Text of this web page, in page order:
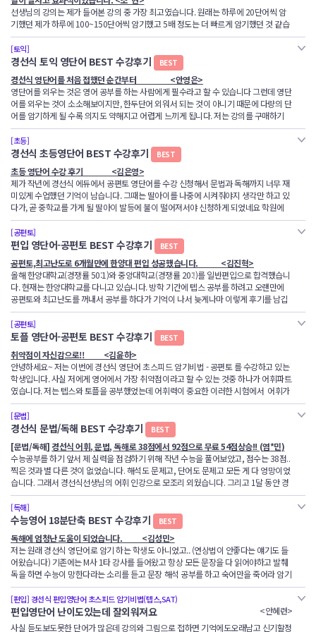
영어에 대한 자신감이 생기는것 같아요! <오진우>
제가 항상 단어를 외워도 외워도 까먹어서 곤란해해서 어떻게 해야할지 고민하다가 친
구가 경선식영단어를 추천했습니다
그래서 혹시나하고 서점에 책이 있는지 찾아봤는데 있길래 바로구입을 했습니다. 처음
에 이책을 읽을 때에는 'ㅋㅋ 이게 뭐야~'
이러면서 혼자 히죽이며 보기도 하고 효과가 있나? 싶기도 했습니다 그런데 신기하게도
계속 머리속에 남아있길래 '이거다!'하고 하루에 1~2강정도씩 보면서 외웠는데 시간이
갈수록 앞부분을 까먹고 외우기 귀찮아 지더군요 ㅠㅠ 그래서 이래서는 안되겠다 싶어
마음 단단히 먹고 강의로 들어보자! 하면서 들어봤는데 왜 이제서야 강의를 들었을까 싶
더군요 책만 보는것도 좋지만 언제마다 복습해야되는지,그리고 혼자 공부할때보다도
직접 들으며 공부하니 머리에 더 잘들어오고 외워지는 속도도 빠르더군요 당연히 영어
점수또한 처음에 모의고사 50점에서 현재는 안정적으로 2등급은 확보하고 있습니다 단
어가 가장 중요하더군요 ㅎㅎ 경선식 언제나 파이팅이고 제 후배들에게도 추천하고 있
습니다. 앞으로도 화이팅!
경선식 수능영단어 이런게 바로 기적일까요? <신해원>
저는 이번에 중학교2학년이 되는 학생입니다. 1학년 2학기때 처음으로 제대로된 영어
학원을 다니면서 경선식 중등 영단어를 하게 되었는데 연상법이라서 기존영단어책과는
다르게 아무래도 재미있고 효율적으로 공부를 하게 되었습니다. 빨리빨리 진도를 나가
다 보니, 저는 이번 겨울방학때 중학을 끝내고 경선식 수능을 사게되었어요! 수능책 뒷
쪽 후기를 보게 되었는데 학생들이 전부 경선식 영단어에 대한 호평을 적어놨고, 대부분
강의를 듣고 효과를 제대로 본 학생들이었습니다. 그래서 어머니께 부탁하여 경선식 수
능 영단어 강의를 사게 되었습니다. 떨리는 마음으로 첫강을 듣게 되 었더니, 혼자서 쓰
며 경선식 영단어를 외울때와는 다르게, 경선식 선생님께서 그 표정,몸짓,말투를 느끼면
서,또 그행동들을 따라하면서 하였더니 거의 70배?는 잘 외워지는 느낌이더라고요!술
술 외워지니깐 저도 기분도 좋고 계속하고 싶은 마음이 들었어요. 기타로 파생어도 어떻
게 변하는지, 유의해야하는 것은 무엇인지도 친절하게 하나하나 짚어주시고, 동사형, 형
용사형 짚어주셔서 좋았어요. 예문도 봐주시고요. 심지어 이런 파생어와 숙어들까지 연
상법으로도 강의에서 설명해주시는 경선식 선생님 리스펙트 합니다!! 사실 얼마전 유튜
요. 저도 원래 이 경선식을 처음 사용할 당시에는 이게 정말 잘외워 질까? 라는 생각이
들었어요. 뭐, 개인마다 효과는 다르겠지만 저는 이렇게 말하고 싶어요. 이 강의는 장난
도 개그도아닌 진짜 영어공부를 절실하게 잘하고 싶은 학생들의 강의인데... 경선식 선
생님 말대로, 복습을 꾸준히 한다면 잊어버릴일도, 또는 연상법만 기억날 일도 없고 바
로바로 영단어가 튀어나와 완전한 내것이 될 수 있어요. 기타로 선생임께서 5강, 10강마
다 누적 복습을 하라고 하셔서 까먹지 않고 복습을 바로바로 할 수 있는점과, 파생어나
예문도 어떻게 공부해야하는지도 설명해 주시는점에서는 굉장히 좋은것 같습니다. 일
단, 이 경선식 영단어를 믿지못하겠다는학생들은 망설이지말고 경선식 영단어를 사시
는것을 강추하며, 훨씬 절실하고 잘외우고 싶은 학생이 있다면, 강의까지 사서 들으시면
좋을것 같아요! 저는 개인적으로.... 강의 없이는 완벽한 효과를 보기힘들것 같다는 생각
이 드네요. 저처럼 영어단어를 확실하게 배우고 싶으신 분들이 있다면 경선식영단어를
이 기억은 절대 잊을수 없는 경험이 될것입니다.
경선식에듀는 단어를 가지고 노는 아주 독륵하고 신비한 영단어 공부 홈페이지이다.
<하서희>
안녕하세요!저는부산에 사는 중2 학생입니다!
전 중1때부터 짐로가 거의 결정된다는 말을 무시하고 중간고사 시함대비도 전혀 하지도
않은체 시험을보다가완전 망쳐버렸습나다...ㅠㅠ 그후로 전 다른 영어강의를 듣고,개인
과외도 하고 온갇 노력을 다 해봤지만 전보다 나아진점이 전혀 없었습니다.
전 지푸라기라도 잡고싶은 심정으로 인터넷강의를 찾다가 경선식 에듀라는 강의를 보
고 신청을 했습니다.
경선식에듀의 체험판을 보자마자 전 지푸라기가 아니라 아주 단단한 쇠사슬을잡았다고
생각을 했습니다.
그래서 전 바로 책과 강의를 구매하고 매일매일 5강씩 듣고 복습을 했습니다.전 이렇게
재미있고 지루하지않은 강의는 살아생전 처음봅니다...강의를 1번만 들어도 70%정도
기억나니 정말 효과적인겄같습니다.심지어 장학금과 이런 재미난 이벤트까지 동시에
하니
안좋을 수가 없겠죠.ㅎㅎ
또 배속을 해서 들어도 좋다는말을 듣고 배속으로 하니 제법 욕심이 나더군요.승부욕(?)
까지 강화를 해줍니다.
앞으로도 계속 이런 방식으로 해간다면 영어 100점도 충분히 가능할겄같습니다!
고맙고 감사합니다!경선식 영단어 선생님...!!!
중등 수강후기 작성 <백윤정>
올해 고등학교 2학년인 남학생입니다. 고등학교 2학년이 중등 영단어를 듣고 수강후기
를 올린다는 점이 참 부끄럽지만 그래도 정말 인상깊었기에 이렇게 글을 쓰게 되었습니
다. 고1 영어시험 단어 하나도 모르고 백지인 상태로 시험을 늘 쳐왔고 단어 없이 친 시
험이기에 항상 본문만 외우고 아는 범주 내에서 대충 시험을 쳤기에 항상 성적은 중위
권, 그 이상을 벗어나지 못했습니다. 다른 사이트에서 단어시험을 치면 영단어 수준은
중학교 1~2학년을 벗어나지도 못하였습니다. 이번 중학 영단어를 들으면서 그 수많은
단어 중에서 배경 단어의 양은 절반 정도 밖에 되지 않았습니다. 하지만 이번 중학 영단
어를 듣고 난 뒤에 머리 속에 남은 영단어를 사용하여 경선식에듀의 단어시험을 쳐본 결
과 한 과에 1~2개 이상 틀린 적이 없습니다. 이제 수능 영단어를 듣기 시작하여 많이 늦
은 감이 있지만 늦게나마 경선식 영단어를 알게 되고 단어 공부를 하게 되어 정말 다행
이라고 생각합니다. 앞으로도 경선식 에듀와 해마 학습법으로 열심히 영단어 공부를 하
여 영어 성적 상승을 노력하겠습니다.
경선식 에듀 화이팅!!!
영어공부에 손 놓은지 오래지만 경선식 영단어로 다시 시작해보려구요~^^ <양정
처음 샘강의를 접한건13년 전이었어요 편입을 준비하고 합격을 했고 다시 이제 애기
엄마가 되어서 공무원에 도전하는데.. 13년전 배웠던 단어가 생각나는거예요~새니터
리(위생의) ,하애진(위생),난쉴란다,난풀었는데..ㅋㅋ 등등
과연 제가 다른 시중에 암기하는 비법등등 으로 공무를 했었다면 지금까지 생각이 날
까?라는 의심 그리고...확신!
저희같은 주부는 시간과의 싸움입니다.아기가 자는시간 ,어린이집가는시간,새벽시간
등 자투리시간을 이용해야만 하므로 다른 고시생에 비해 불리한데 공부를 하겠단 맘을
먹고는 그냥 확 ~~다 강의 듣기로 하고 질렀습니다 . 왜?믿으니까요.. 효과를아니까요
돈이 아깝지 않기 때문이고,시간을 허비하지 않기위해서죠
된 강의를 보니 한층더 알차고 재미있었어요!단어가 재밌다
재미있어요!지루하지않고 암기되는걸 바로체크할수있어서
그래서 이제 고딩(영어를 힘들어하는)올라가는 조카보고도 추천했어요
역시 얘기 하면서"쉿!이강의는 너혼자만 알고 공부해~절대 친구에게 가르쳐주지마!"
그랬어요 ㅋㅋ 저는 샘수업을 듣고 효과를 본 산 증인으로써
같아서 결과로 말해줍니다...믿고 하라는 데로만 하시면 만점일겁니다
두서없는글 끝까지읽어주셔서 감사합니다.꾸벅!
선생님 퐈이링!저의 두번째도전을 격려해주세요!! 1년3개월뒤 합격수기 올리겠습니다
히힛!
수강 후기
#경선식 선생님 감사합니다!
이때까지 경험해 보지 못 한 방법으로 외우는 게 중요한게
아니라
발음 까지 같이 얻을 수 있었다라는게 너무 감사했습니다.
#뭔가 시키면 집착하는 스타일이라...이번에 시험 보러 가서.. Pugnacious...한 개 틀
렸네요
제 기준은 토익은 점으로 나오는 것 같습니다
잠은 2~3일 합해서4,5시간 잤네요 .가끔은 괴물처럼 공부하는 거 좋아해서 밥은 딱 두
끼 먹고 공부했네요.
혹시나 바쁜 일이 있는게 아니라면 정말2,3일동안 죽었다고 생각하고 강의를 들으시길
바랍니다.
하루가 지나도 까먹는 게 단어입니다.전체를 한 꺼번에 아우르고 봐야 감이 잡힙니다.
선생님의 강의는 제가 들어본 강의 중 가장 최고였습니다. 원래는 하루에 20단어씩 암
기했던 제가 하루에 100~150단어씩 암기했고 5배 정도는 더 빠르게 암기했던 것 같습
니다. 일주일이면 사라지던 단어가 1달~2달이 지나도 계속 기억이 났습니다. 그리고 저
는 분사구문, 관계대명사 부분이 어려웠었는데 초등학생도 이해할 수 있을 정도로 완벽
하게 가르쳐 주시더라고요. 다른 학원에서는 기초문법부터 다루는 웜업 강의를 건너뛰
고 넘어가지만 경선식에듀에서는 완벽하게 할 수 있어서 좋았습니다. 그리고 문법을 독
해에서 적용하는 방법까지 가르쳐주셔서 독해 기초 시력까지 향상되는 것을 느낄 수가
있었습니다.그리고 시험시간이 턱 없이 부족했었는데 유형별 풀이비법으로 15분이나
줄여주어 실전에서 진짜 점수를 대폭 향상시킬 수 있었다고 생각합니다.
입반고사로 고등학교 2학년 모의고사를 봤고요, 58점이 나왔었는데 3달을 공부하고 나
니깐 98점까지 올랐더라고요.
강의를 시청하기 전에는 감으로 대충대충하는 독해를 했었는데 경선식영문법과 독해를
듣고 나니깐 완벽하게 독해를 할 수 있게 되었습니다. 어떤 문제집이든 어떤 모의고사의
문제든 보고나면 한 번에 독해할 수 있을 정도의 수준이 되었습니다. 단기간에 이런 독
해 능력을 가지게 된 것이 굉장히 놀랍습니다.
지금껏 몇 년동안 했던 영어공부보다 경선식에듀 online-care에서의 3달이 더 알차고
효과적이었습니다.
[28점 향상] 2개월만에 성적상승! 들어본 강의들 중에 경선식 강의 모두가 정말 최고였
습니다. (김*환)
경선식에듀 온라인케어 시작 전 2학년 모의고사에서 62점을 받았었는데 약 2달 만에
90점을 받았습니다. 혼자서 공부했다면 꿈도 꾸지 못할 단기간 성적 향상이었습니다.
지금껏 몇 년 동안 공부했던 영어공부보다 경선식에듀 학원에서의 2달간의 공부가 비교
되지 않을 정도로 알차고 효과적이었습니다. 2달 만에 28점을 올릴 수 있었던 이유는 최
고로 효율적인 커리큘럼과 경선식 online care에서 철저하게 관리해주셨기 때문이었습
니다. 경선식 영단어, 영문법, 독해, 유형별풀이비법 어느 하나 알차지 않은 강의가 없었
고 들어본 강의들 중에 모두가 정말 최고였습니다.
특히 어휘와 유형별풀이비법 강의는 정말 친구들에게 알리지 않고 저만 알고 싶은 강의
였습니다.
경선식영단어는 빠르게 암기되는 것도 사실이지만 그보다 더 놀라운 것은 정말 오래 기
억된다는 것이었습니다. 암기 속도와 오래 기억되는 효과로 보면 다른 암기법보다 10배
는 더 효과적이었습니다. 1시간에 거의 110개의 단어를 외웠고 암기한 후 거의 다 맞았
습니다. 모의고사 독해에서도 바로바로 생각나서 독해가 쉽게 되었습니다.
경선식영문법은 다른 학원에서는 느껴보지 못한 전율을 느낄 정도로 쉽고 완벽하게 이
해할 수 있도록 가르쳐주셨습니다. 이제껏 들었던 문법 강의들과는 비교도 할 수 없을
정도로 최고라고 생각합니다. 암기해야하는 것과 이해해야하는 것을 정확히 구분해 주
셔서 공부하기 수월했고 영어문법을 한글의 사용과 비교해 주셔서 귀에 쏙쏙 들어왔습
니다.
예전에는 대충 감으로 독해를 했었는데 경선식영문법과 독해를 배우고 나서는 예전에
엄두도 못냈던 문장을 정확하게 문장구조를 이해하면서 독해를 하고 있는 제 자신이 놀
라울 뿐입니다.
[토익]
경선식 토익 영단어 BEST 수강후기 BEST
경선식 영단어를 처음 접했던 순간부터 <안영은>
영단어를 외우는 것은 영어 공부를 하는 사람에게 필수라고 할 수 있습니다 그런데 영단
어를 외우는 것이 소소해보이지만, 한두단어 외워서 되는 것이 아니기 때문에 다량의 단
어를 암기하게 될 수록 의지도 약해지고 어렵게 느끼게 됩니다. 저는 강의를 구매하기
전, 수강후기를 꼼꼼히 보는 편이라서 저같은 예비 수강생분들을 위해 늘 솔직하게 수강
후기를 작성해왔습니다. 처음 서점에서 단어공부를 해보려고 책을 고르던 중에 우연히
경선식 영단어 책을 보게 되었고, 강의까지 듣게 되었습니다 그리고 늘 많이 넘어가야
단원 7개째에 머물던 페이지수는 경선식 영단어를 통해 현재 10강의를 넘기고 있습니
다 무엇보다 단어를 한번 보고 까먹는 수준으로 외우는 것이 아니라 장기기억으로 외울
수있는 수준까지 늘고 있습니다.
단어를 외워도 외우는 것이 아니고 늘 하기 싫어서 의무감에 책을 펼까말까를 고민하던
세월을 생각하면
이건 매우 큰 발전입니다. 앞으로도 많은 챕터가 남아있지만 완강할 자신도 있고 아는
단어수가 점점
많아지는 저를 발결하면서 너무 뿌듯하고 행복합니다.
고삼때 들었었고, 취업하려고 다시 경선식을 찾았습니다 <이양희>
-경선식이란? 든든한 등대
-경선식 토익을 찾은 이유
고삼때 고등학교 123단어로 처음 들었었고 4년이지난 지금, 졸업하고 취업을 하기위해
토익때문에 경선식을 다시 찾았습니다
영어 단어 외우는걸 너무 힘들어 했고 포기해야하나 싶었을때 그때 엄마가 경선식한번
들어보라고 해서 맛보기 강의듣고 첫눈에 반해 바로 결제했었습니다. 덕분에 단어만 했
는데도 엄청 높은점수는 아니였지만 2등급정도올랐던거 같습니다
대학 입학 후 4년동안 영어를 피해다니다가 이번에 졸업했는데(전공이 미술이라 졸업
하기위한 토익자격증 대신 영어교양으로 대체하는식으로 계속 피했었습니다) 제가 원
하는 곳으로 취업을 하기위해서는 또다시 토익이라는 영어가 필요하네요ㅜ
더이상 피할수만은 없네요 다시 경선식토익으로 돌아왔습니다!
정말 경선식 없었으면 단어 이만큼도 못외웠을 거에요ㅜ 학원에 다녀도 아무리 외워도
계~~~속 미친듯이 까먹는 저에게
이 강의 듣고 단어가 눈에 보이기 시작합니다ㅜ
열심히 하고 토익후기 결과로 또 가지고 오겠습니다 ㅎㅎ
[초등]
경선식 초등영단어 BEST 수강후기 BEST
초등 영단어 수강 후기 <김은영>
제가 작년에 경선식 에듀에서 공편토 영단어를 수강 신청해서 문법과 독해까지 너무 재
미있게 수업했던 기억이 남습니다. 그때는 딸아이를 나중에 시켜줘야지 생각만 하고 있
다가, 곧 중학교를 가게 될 딸아이 발등에 불이 떨어져서야 신청하게 되었네요 학원에
가면 항상 상담 때 듣는 말이 어휘가 부족하다, 어휘가 발목을 잡는다고 하더군요 속은
속대로 상하고, 이걸 어떻게 잡아줄까 생각하다, 경성식이 결국 해답이라고 생각했어요
아이들이 어려서 단순 암기는 잘 하지만 시간이 지나면 정말 백지상태가 되더라고요, 그
래서 해마 학습법으로 공부를 하면 기억에 오래 남을 거라 생각하고 여름방학을 맞아 신
청을 하게 되었어요
사실 교재도 주면서 강의를 6개월간 수강하니 그냥 부담이 없더라고요, 둘째 2학년도
누나가 듣고 나면 공부 시키려고
정말 1도 고민 않고 시작했습니다. 오늘 첫 수업을 듣는 딸을 보면서 역시 탁월한 선택을
했다고 생각했어요.
복습 단계에서 단어를 보자마자 2~3개가 되는 뜻을 바로 말하더라고요, 그리고 단어를
어떻게 설명해 주셨는지 생생하게 설명해 주면서 웃었어요, 역시 공부는 웃으면서 해야
내 것이 되는구나 생각하며, 빨리 초등 영단어를 확실하게 학습하고, 중등으로 신청하려
고 합니다. 재미있게 공부를 할 수 있게 해주셔서 너무 감사합니다.
재미있어요 <주하연>
저는 5학년 언니가 있는 3학년 주하연 입니다언니처럼 얼른 초등단어를 끝내고 중학단
어를 들어가고 싶어요
저는 원래 영어라는 말 한마니를 들으면 한숨을 쉬거나 짜증을 냈을텐데 언니가 경선식
에듀를 즐겁게하길래 언니 따라 신청을 해봤는데 이제 경선식 에듀 덕분에 영어라는 한
마디를 들으면 제 얼굴에 웃음꽃이 피어나요.
그리고 저 뿐만이 아니라 언니도 웃음꽃이피고 저희가 잘하는 보습을 보신 어머니,아버
지도 얼굴에 웃음꽃이 핀답니다
그리고 선생님께선 정말 말이 귀에 쏙쏙 들어가요
경선식 에듀 덕분에 영어가 좋아지고 영어 실력이 많이 좋아졌어요
멈추지 않고 계속 강의해주세요
감사합니다^^경선식에듀 very good~~
[공편토]
편입 영단어-공편토 BEST 수강후기 BEST
공편토,최고난도로 6개월만에 한양대 편입 성공했습니다. <김진혁>
올해 한양대학교(경쟁률 50:1)와 중앙대학교(경쟁률 20:!)를 일반편입으로 합격했습니
다. 현재는 한양대학교를 다니고 있습니다. 방학 기간에 텝스 공부를 하려고 오랜만에
공편토와 최고난도를 꺼내서 공부를 하다가 기억이 나서 늦게나마 이렇게 후기를 남깁
니다. 수능 입시 실패로 인해 자존감이 낮았던 저는 마지막이라는 생각으로 7월부터 편
입 공부를 시작했습니다. 편입은 단어가 정말 중요하다고 생각했기 때문에 단어 공부부
터 시작을 했습니다. 고등학교 시절에도 영어만큼은 경선식 영단어로 도움을 많이 봤기
때문에 주저없이 공편토와 최고난도를 구입했습니다. 그리고 강의와 함께 공편토 8단원
/ 최고난도 5단원씩 총 10일에 1회독을 한다는 생각으로 공부를 했습니다. 이렇게 3개
월동안은 공부시간의 절반 이상은 단어에 투자했고 , 10월 이후 학원 모의고사부터는
점수가 수직 상승했습니다. 그리고 결과적으로 목표 대학이였던 한양대학교를 일반편
입으로 최초합격했습니다.
제가 편입 공부를 하던 시절에 학원 교재가 아닌 공편토와 최고난도로 공부를 했는데 결
국에는 주변 수험생들도 공편토와 최난도로 공부하는 걸 많이 봤습니다. 현재는 편입
영어 멘토를 하고 있는데 주저없이 공편토와 최고난도로 공부를 하라고 추천합니다. 그
정도로 공편토와 최고난도는 정리가 잘 되어있습니다. 편입 영어는 단어 공부가 제일 중
요한데 단어 공부만큼 지겨운 파트도 없습니다. 그렇기 때문에 많은 수험생들은 단어가
제대로 안되어 있는 상태에서 독해를 하니 점수가 오르지 않는다고 생각합니다.
하지만 공편토와 최고난도에 있는 암기법과 어플리케이션을 활용한다면 단언컨대 단어
또한 효율적으로 외울 수 있다고 확신합니다.
마지막으로 입시 영어를 처음 시작한 예비 고1부터 영어만큼은 경선식 영단어를 활용해
서 잘 나왔기 때문에 한번 쯤은 직접 뵙고 감사하다고 말씀 드리고 싶었는데 , 20대 중반
인 지금 이렇게 합격수기로라도 감사하는 말씀 드리고 싶습니다. 꼭 이 후기를 경선식
선생님이 읽어주시면 정말 기쁠 것 같습니다.
[공편토]
토플 영단어-공편토 BEST 수강후기 BEST
취약점이 자신감으로!! <김윤하>
안녕하세요~ 저는 이번에 경선식 영단어 초스피드 암기비법 - 공편토 를 수강하고 있는
학생입니다. 사실 저에게 영어에서 가장 취약점이라고 할 수 있는 것중 하나가 어휘파트
였습니다. 저는 텝스와 토플을 공부했었는데 어휘력이 중요한 이러한 시험에서 어휘가
항상 발목을 잡아서 고민중이었습니다. 단어의 양도 양이지만 단어도 쉽게 외우기 힘든
수준있는 어휘가 많아서 소화하기가 힘들더라구요. 시중에 있는 암기하기 쉬운 여러 보
카책을 구입해 보아도 답답함은 해결되지 않았습니다.
하지만 인터넷에서 우연히 본 동영상강의 하나가 제 마음을 사로잡았고 바로 경선식에
듀에 가입해서 지금 열심히 그리고 재밌게! 어휘를 공부하고 있습니다. 신기한것은 굳이
외우려고 노력을 쏟지 않아도 저절로 외워지는 것입니다. 안외워지는 단어를 꾸역꾸역
머릿속에 넣을 때와 달리 강의만 들으면 어려움없이 단어가 모두 기억되었고 또 그것이
장기기억으로 이어진다는것이 저에겐 정말 큰 매력이었습니다. 한가지 아쉬운 점은 왜
이 어휘공부법을 일찍 접하지 못했을까하는 점입니다.^^
이미 8분에 20개 단어를 암기하는 강의를 접해보셨다면 여러분도 모두 저처럼 확신을
가질 수 있으실 겁니다!!
여러분도 하루에 어마어마한 양의 단어를 암기해보시며 저처럼 성취감을 느껴보셨으면
좋겠네요!!
역시 경선식 선생님이네요 <김기열>
[문법]
경선식 문법/독해 BEST 수강후기 BEST
[문법/독해] 경선식 어휘,문법,독해로38점에서 92점으로 무료54점상승!! (염*민)
수능공부를 하기 앞서 제 실력을 점검하기 위해 작년 수능을 풀어보았고, 점수는38점..
찍은 것과 별 다른 것이 없었습니다.해석도 문제고, 단어도 문제고 모든 게 다 엉망이었
습니다. 그래서 경선식선생님의 어휘 인강으로 모조리 외웠습니다. 그리고 1달 동안 경
선식영문법을 공부하고,1달 동안은 경선식수능독해를 공부했습니다.그러면서EBS를
병행했구요
감사드립니다.선생님
력 그리고 얼마나 효율적인 공부를 누구한테 배우냐가 중요하다는 걸 뼈저리게 느꼈습
니다.
[문법]몇 년 했던 학원보다 경선식 문법 강의 하나가 더 진국이네요 진짜 짱!!!!! <우*정
[독해]
수능영어 18분단축 BEST 수강후기 BEST
독해에 엄청난 도움이 되었습니다. <김성민>
저는 원래 경선식 영단어로 암기 하는 학생도 아니었고.. (연상법이 안좋다는 얘기도 들
어왔습니다) 기존에는 M사 1타 강사를 들어왔고 항상 모든 문장을 다 읽어야하고 발췌
독을 하면 수능이 망한다라는 소리를 듣고 문장 해석 공부를 하고 숙어만을 죽어라 암기
해 왔습니다. 그렇게 구문 학습을 정말 많이 해 왔는데 항상 수능 독해를 할 때 정답률의
문제라기 보다.. 시간이 거의 모든 유형이 오래걸렸는데요. 경선식 선생님의 풀이를 보
고 개안했습니다. 내가 정말 쓸 데 없는 곳을 읽으며 지금껏 고전해왔다는 사실에 놀랐
어요.
[편입] 경선식 편입영단어 초스피드 암기비법(텝스,SAT)
편입영단어 난이도있는데 잘외워져요
<안혜련>
사실 듣도보도못한 단어가 많은데 강의와 그림으로 접하면 기억에도오래남고 신기할정